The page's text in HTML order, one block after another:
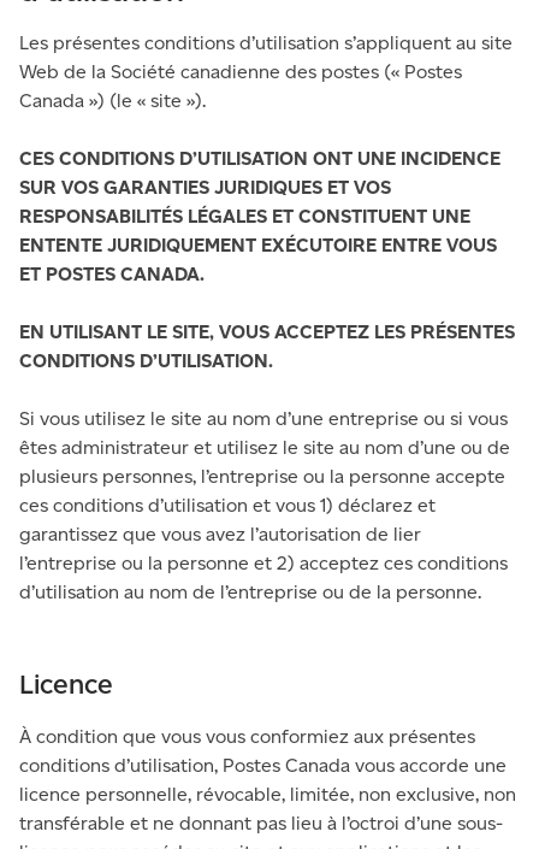
Les présentes conditions d’utilisation s’appliquent au site
Web de la Société canadienne des postes (« Postes
Canada ») (le « site »).
CES CONDITIONS D’UTILISATION ONT UNE INCIDENCE
SUR VOS GARANTIES JURIDIQUES ET VOS
RESPONSABILITÉS LÉGALES ET CONSTITUENT UNE
ENTENTE JURIDIQUEMENT EXÉCUTOIRE ENTRE VOUS
ET POSTES CANADA.
EN UTILISANT LE SITE, VOUS ACCEPTEZ LES PRÉSENTES
CONDITIONS D’UTILISATION.
Si vous utilisez le site au nom d’une entreprise ou si vous
êtes administrateur et utilisez le site au nom d’une ou de
plusieurs personnes, l’entreprise ou la personne accepte
ces conditions d’utilisation et vous 1) déclarez et
garantissez que vous avez l’autorisation de lier
l’entreprise ou la personne et 2) acceptez ces conditions
d’utilisation au nom de l’entreprise ou de la personne.
Licence
À condition que vous vous conformiez aux présentes
conditions d’utilisation, Postes Canada vous accorde une
licence personnelle, révocable, limitée, non exclusive, non
transférable et ne donnant pas lieu à l’octroi d’une sous-